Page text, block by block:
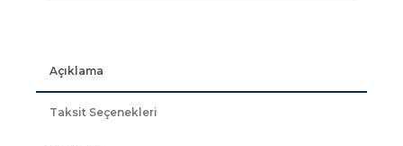
Açıklama
Taksit Seçenekleri